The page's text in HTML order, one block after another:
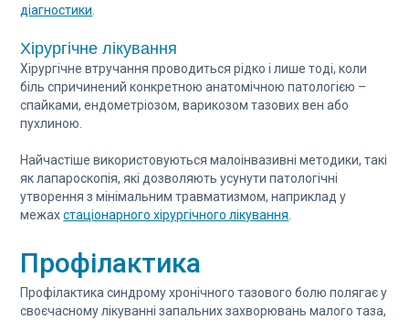
діагностики
Хірургічне лікування
Хірургічне втручання проводиться рідко і лише тоді, коли
біль спричинений конкретною анатомічною патологією –
спайками, ендометріозом, варикозом тазових вен або
пухлиною.
Найчастіше використовуються малоінвазивні методики, такі
як лапароскопія, які дозволяють усунути патологічні
утворення з мінімальним травматизмом, наприклад у
межахстаціонарного хірургічного лікування
Профілактика
Профілактика синдрому хронічного тазового болю полягає у
своєчасному лікуванні запальних захворювань малого таза,